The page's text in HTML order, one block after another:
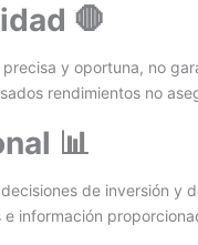
🛑
y oportuna, no
rendimientos no
📊
de inversión y
información